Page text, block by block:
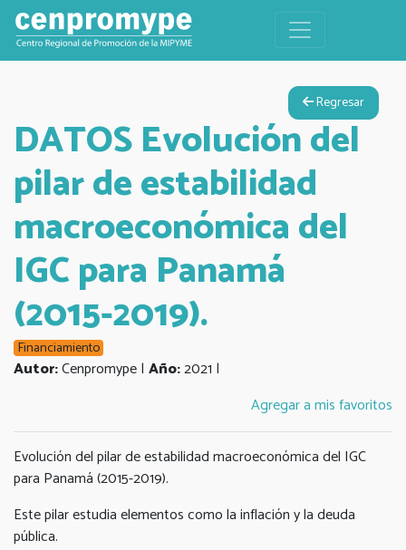
Regresar
DATOS Evolución del
pilar de estabilidad
macroeconómica del
IGC para Panamá
(2015-2019).
Financiamiento
Autor:Cenpromype | Año:2021 |
Agregar a mis favoritos
Evolución del pilar de estabilidad macroeconómica del IGC
para Panamá (2015-2019).
Este pilar estudia elementos como la inflación y la deuda
pública.